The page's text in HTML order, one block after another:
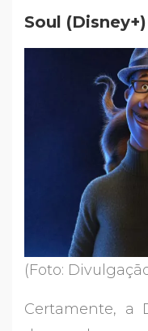
Soul (Disney+)
(Foto:
Certamente, a